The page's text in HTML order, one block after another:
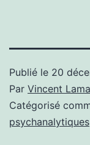
Publié le 20
Par Vincent
Catégorisé
psychanalytiques